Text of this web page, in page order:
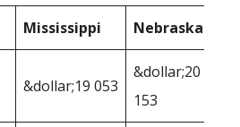
Mississippi Nebraska
&dollar;19 053
&dollar;20
153